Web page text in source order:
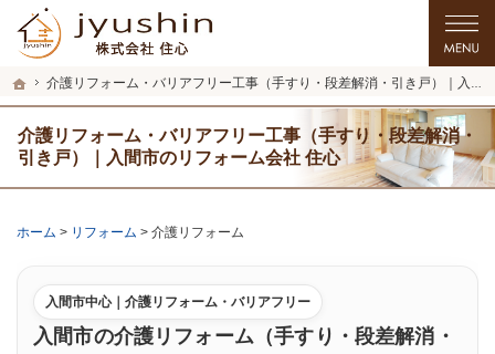
ホーム
介護リフォーム・バリアフリー工事（手すり・段差解消・引き戸）｜入間市のリフォーム会社 住心
介護リフォーム・バリアフリー工事（手すり・段差解消・
引き戸）｜入間市のリフォーム会社 住心
プロの目線からご提案。入間市・所沢市・川越市のリフォーム・リノベーション
入間市・所沢市・川越市のリフォーム・リノベーションを手がける工務店なら住
ホーム > リフォーム > 介護リフォーム
入間市中心｜介護リフォーム・バリアフリー
入間市の介護リフォーム（手すり・段差解消・